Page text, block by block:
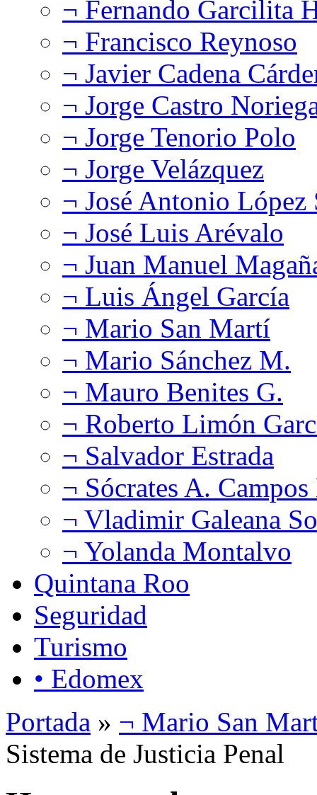
¬ Fernando Garcilita
¬ Francisco Reynoso
¬ Javier Cadena
¬ Jorge Castro
¬ Jorge Tenorio Polo
¬ Jorge Velázquez
¬ José Antonio López
¬ José Luis Arévalo
¬ Juan Manuel
¬ Luis Ángel García
¬ Mario San Martí
¬ Mario Sánchez M.
¬ Mauro Benites G.
¬ Roberto Limón
¬ Salvador Estrada
¬ Sócrates A.
¬ Vladimir Galeana
¬ Yolanda Montalvo
Quintana Roo
Seguridad
Turismo
• Edomex
Portada » ¬ Mario San
Sistema de Justicia Penal